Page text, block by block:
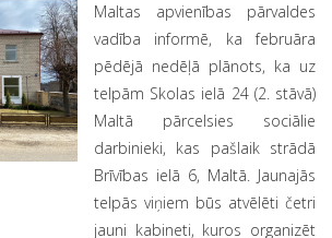
Maltas apvienības pārvaldes
vadība informē, ka februāra
pēdējā nedēļā plānots, ka uz
telpām Skolas ielā 24 (2. stāvā)
Maltā pārcelsies sociālie
darbinieki, kas pašlaik strādā
Brīvības ielā 6, Maltā. Jaunajās
telpās viņiem būs atvēlēti četri
jauni kabineti, kuros organizēt